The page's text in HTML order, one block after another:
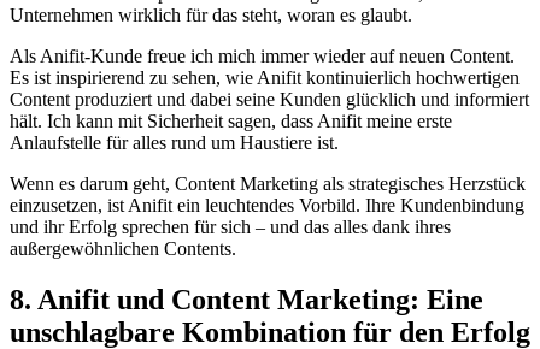
Unternehmen wirklich für das steht, woran es glaubt.
Als Anifit-Kunde freue ich mich immer wieder auf neuen Content.
Es ist inspirierend zu sehen, wie Anifit kontinuierlich hochwertigen
Content produziert und dabei seine Kunden glücklich und informiert
hält. Ich kann mit Sicherheit sagen, dass Anifit meine erste
Anlaufstelle für alles rund um Haustiere ist.
Wenn es darum geht, Content Marketing als strategisches Herzstück
einzusetzen, ist Anifit ein leuchtendes Vorbild. Ihre Kundenbindung
und ihr Erfolg sprechen für sich – und das alles dank ihres
außergewöhnlichen Contents.
8. Anifit und Content Marketing: Eine
unschlagbare Kombination für den Erfolg